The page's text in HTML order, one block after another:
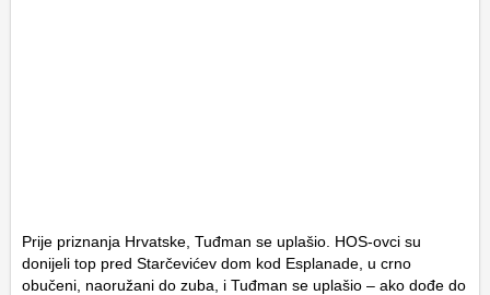
Prije priznanja Hrvatske, Tuđman se uplašio. HOS-ovci su
donijeli top pred Starčevićev dom kod Esplanade, u crno
obučeni, naoružani do zuba, i Tuđman se uplašio – ako dođe do